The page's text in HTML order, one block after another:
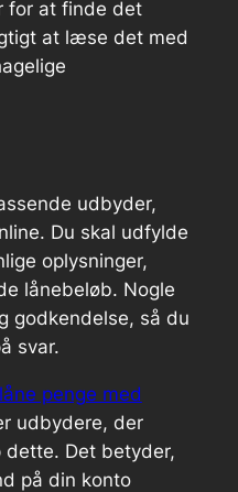
for at finde det
at læse det med
udbyder,
Du skal udfylde
oplysninger,
lånebeløb. Nogle
godkendelse, så du
svar.
låne penge med
udbydere, der
dette. Det betyder,
på din konto